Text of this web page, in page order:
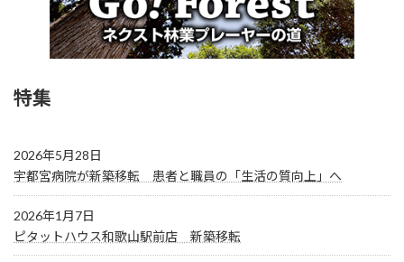
特集
2026年5月28日
宇都宮病院が新築移転 患者と職員の「生活の質向上」へ
2026年1月7日
ピタットハウス和歌山駅前店 新築移転